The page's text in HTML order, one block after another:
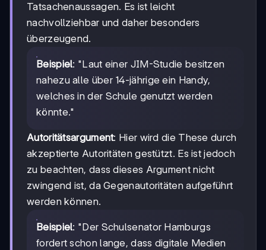
Tatsachenaussagen. Es ist leicht
nachvollziehbar und daher besonders
überzeugend.
Beispiel: "Laut einer JIM-Studie besitzen
nahezu alle über 14-jährige ein Handy,
welches in der Schule genutzt werden
könnte."
Autoritätsargument: Hier wird die These durch
akzeptierte Autoritäten gestützt. Es ist jedoch
zu beachten, dass dieses Argument nicht
zwingend ist, da Gegenautoritäten aufgeführt
werden können.
Beispiel: "Der Schulsenator Hamburgs
fordert schon lange, dass digitale Medien